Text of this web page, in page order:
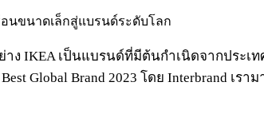
าง IKEA เป็นแบรนด์ที่มีต้นกำเนิดจากปร
Global Brand 2023 โดย Interbrand